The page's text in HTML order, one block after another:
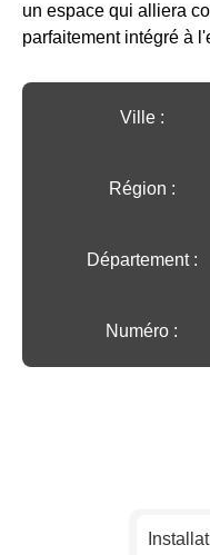
un espace qui alliera
parfaitement intégré à
Ville :️
Région :️
Département :
Numéro :